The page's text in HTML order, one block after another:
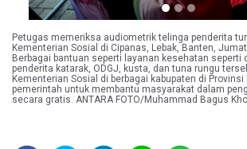
Petugas memeriksa audiometrik telinga penderita
Kementerian Sosial di Cipanas, Lebak, Banten,
Berbagai bantuan seperti layanan kesehatan seperti
penderita katarak, ODGJ, kusta, dan tuna rungu
Kementerian Sosial di berbagai kabupaten di
pemerintah untuk membantu masyarakat dalam
secara gratis. ANTARA FOTO/Muhammad Bagus